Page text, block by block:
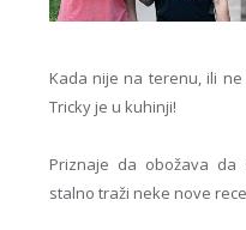
Kada nije na terenu, ili
Tricky je u kuhinji!
Priznaje da obožava
stalno traži neke nove